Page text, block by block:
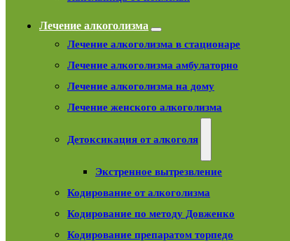
Лечение алкоголизма
Лечение алкоголизма в стационаре
Лечение алкоголизма амбулаторно
Лечение алкоголизма на дому
Лечение женского алкоголизма
Детоксикация от алкоголя
Экстренное вытрезвление
Кодирование от алкоголизма
Кодирование по методу Довженко
Кодирование препаратом торпедо